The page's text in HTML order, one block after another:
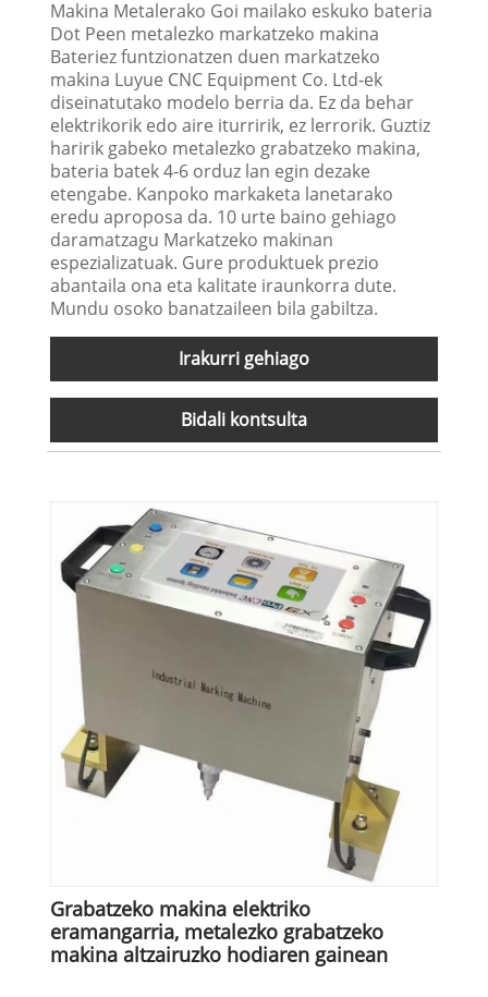
Makina Metalerako Goi mailako eskuko bateria
Dot Peen metalezko markatzeko makina
Bateriez funtzionatzen duen markatzeko
makina Luyue CNC Equipment Co. Ltd-ek
diseinatutako modelo berria da. Ez da behar
elektrikorik edo aire iturririk, ez lerrorik. Guztiz
haririk gabeko metalezko grabatzeko makina,
bateria batek 4-6 orduz lan egin dezake
etengabe. Kanpoko markaketa lanetarako
eredu aproposa da. 10 urte baino gehiago
daramatzagu Markatzeko makinan
espezializatuak. Gure produktuek prezio
abantaila ona eta kalitate iraunkorra dute.
Mundu osoko banatzaileen bila gabiltza.
Irakurri gehiago
Bidali kontsulta
Grabatzeko makina elektriko
eramangarria, metalezko grabatzeko
makina altzairuzko hodiaren gainean